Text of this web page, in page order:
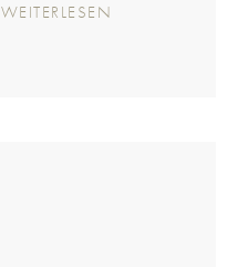
WEITERLESEN